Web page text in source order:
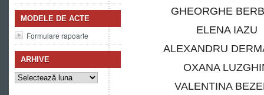
MODELE DE ACTE
Formulare rapoarte
ARHIVE
Arhive
GHEORGHE
ELENA
ALEXANDRU
OXANA
VALENTINA